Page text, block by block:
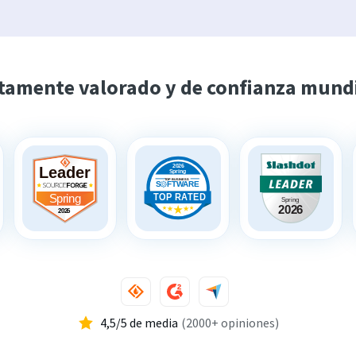
valorado y de confianza
4,5/5 de media (2000+ opiniones)